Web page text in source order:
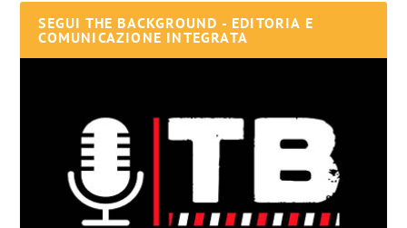
SEGUI THE BACKGROUND - EDITORIA E
COMUNICAZIONE INTEGRATA